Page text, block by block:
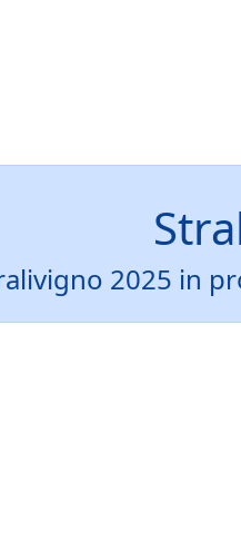
2025 in